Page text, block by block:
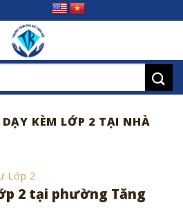
DẠY KÈM LỚP 2 TẠI NHÀ
Lớp 2
2 tại phường Tăng